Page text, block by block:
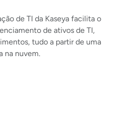
de TI da Kaseya facilita o
de ativos de TI,
tudo a partir de uma
na nuvem.